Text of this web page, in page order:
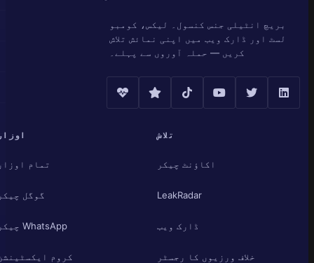
بریچ انٹیلی جنس کنسول۔ لیکس، کومبو
لسٹ اور ڈارک ویب میں اپنی نمائش تلاش
کریں — حملہ آوروں سے پہلے۔
تلاش
اکاؤنٹ چیکر
LeakRadar
ڈارک ویب
خلاف ورزیوں کا رجسٹر
اوزار
تمام اوزار
گوگل چیکر
WhatsApp چیکر
کروم ایکسٹینشن